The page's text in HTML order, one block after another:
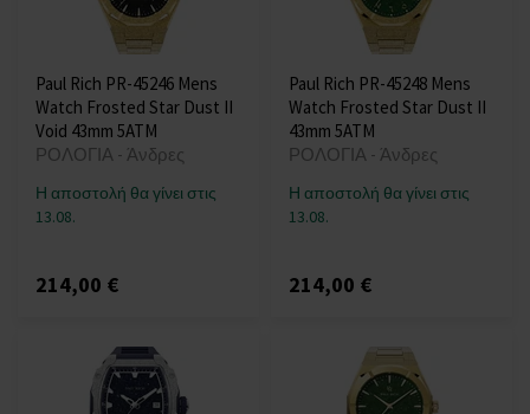
Paul Rich PR-45246 Mens
Watch Frosted Star Dust II
Void 43mm 5ATM
ΡΟΛΟΓΙΑ - Άνδρες
Η αποστολή θα γίνει στις
13.08.
214,00 €
Paul Rich PR-45248 Mens
Watch Frosted Star Dust II
43mm 5ATM
ΡΟΛΟΓΙΑ - Άνδρες
Η αποστολή θα γίνει στις
13.08.
214,00 €